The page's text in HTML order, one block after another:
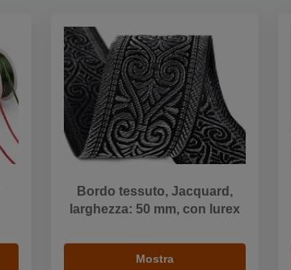
Bordo tessuto, Jacquard,
larghezza: 50 mm, con lurex
Mostra